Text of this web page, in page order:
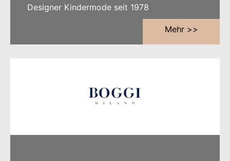
Designer Kindermode seit 1978
Mehr >>